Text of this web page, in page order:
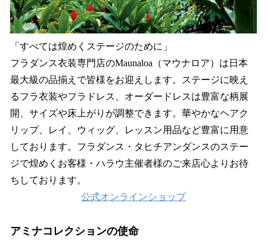
「すべては煌めくステージのために」
フラダンス衣装専門店のMaunaloa（マウナロア）は日本
最大級の品揃えで皆様をお迎えします。ステージに映え
るフラ衣装やフラドレス、オーダードレスは豊富な柄展
開、サイズや床上がりが調整できます。華やかなヘアク
リップ、レイ、ウィッグ、レッスン用品など豊富に用意
しております。フラダンス・タヒチアンダンスのステー
ジで煌めくお客様・ハラウ主催者様のご来店心よりお待
ちしております。
公式オンラインショップ
アミナコレクションの使命